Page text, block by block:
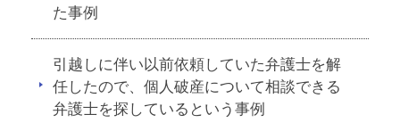
た事例
引越しに伴い以前依頼していた弁護士を解
任したので、個人破産について相談できる
弁護士を探しているという事例